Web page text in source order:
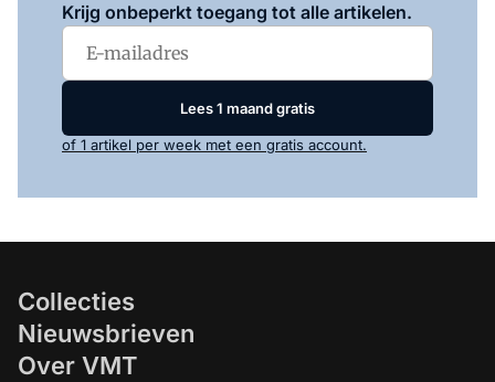
Krijg onbeperkt toegang tot alle artikelen.
Lees 1 maand gratis
of 1 artikel per week met een gratis account.
Collecties
Nieuwsbrieven
Over VMT